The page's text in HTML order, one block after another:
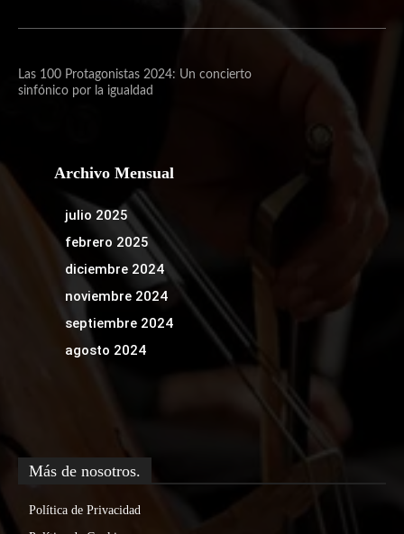
Las 100 Protagonistas 2024: Un concierto
sinfónico por la igualdad
Archivo Mensual
julio 2025
febrero 2025
diciembre 2024
noviembre 2024
septiembre 2024
agosto 2024
Más de nosotros.
Política de Privacidad